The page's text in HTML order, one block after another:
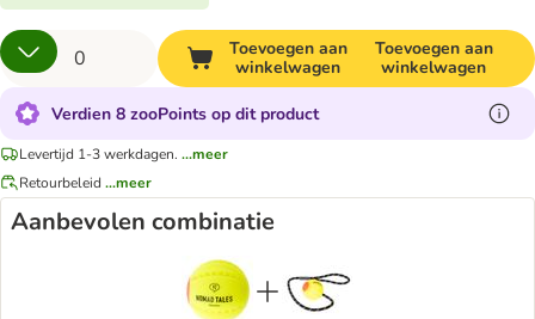
Toevoegen aan
winkelwagen
Toevoegen aan
winkelwagen
Verdien 8 zooPoints op dit product
Levertijd 1-3 werkdagen. ...meer
Retourbeleid ...meer
Aanbevolen combinatie